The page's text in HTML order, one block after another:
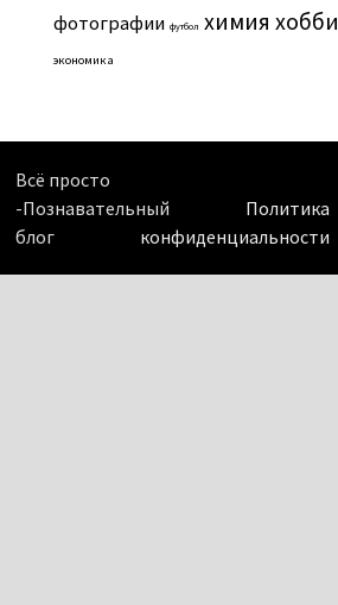
фотографии футбол химия хобби
экономика
Всё просто
-Познавательный
блог
Политика
конфиденциальности